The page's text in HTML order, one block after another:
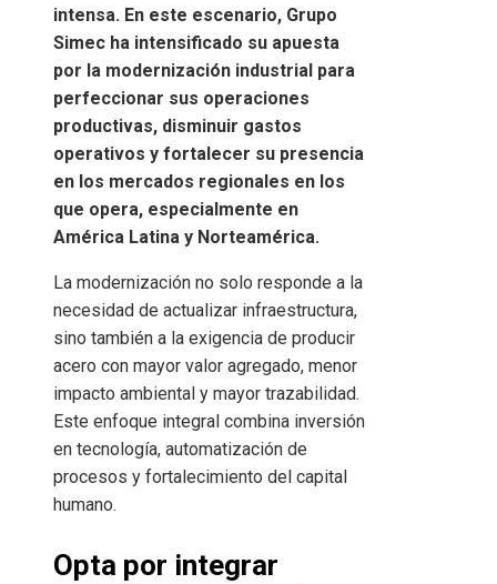
intensa. En este escenario, Grupo
Simec ha intensificado su apuesta
por la modernización industrial para
perfeccionar sus operaciones
productivas, disminuir gastos
operativos y fortalecer su presencia
en los mercados regionales en los
que opera, especialmente en
América Latina y Norteamérica.
La modernización no solo responde a la
necesidad de actualizar infraestructura,
sino también a la exigencia de producir
acero con mayor valor agregado, menor
impacto ambiental y mayor trazabilidad.
Este enfoque integral combina inversión
en tecnología, automatización de
procesos y fortalecimiento del capital
humano.
Opta por integrar